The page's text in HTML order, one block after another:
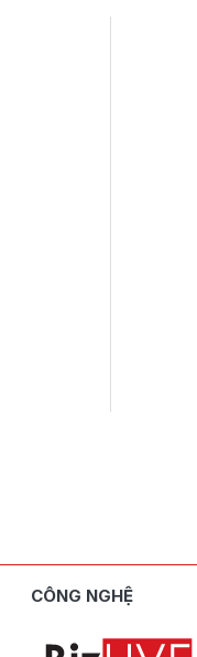
CÔNG NGHỆ